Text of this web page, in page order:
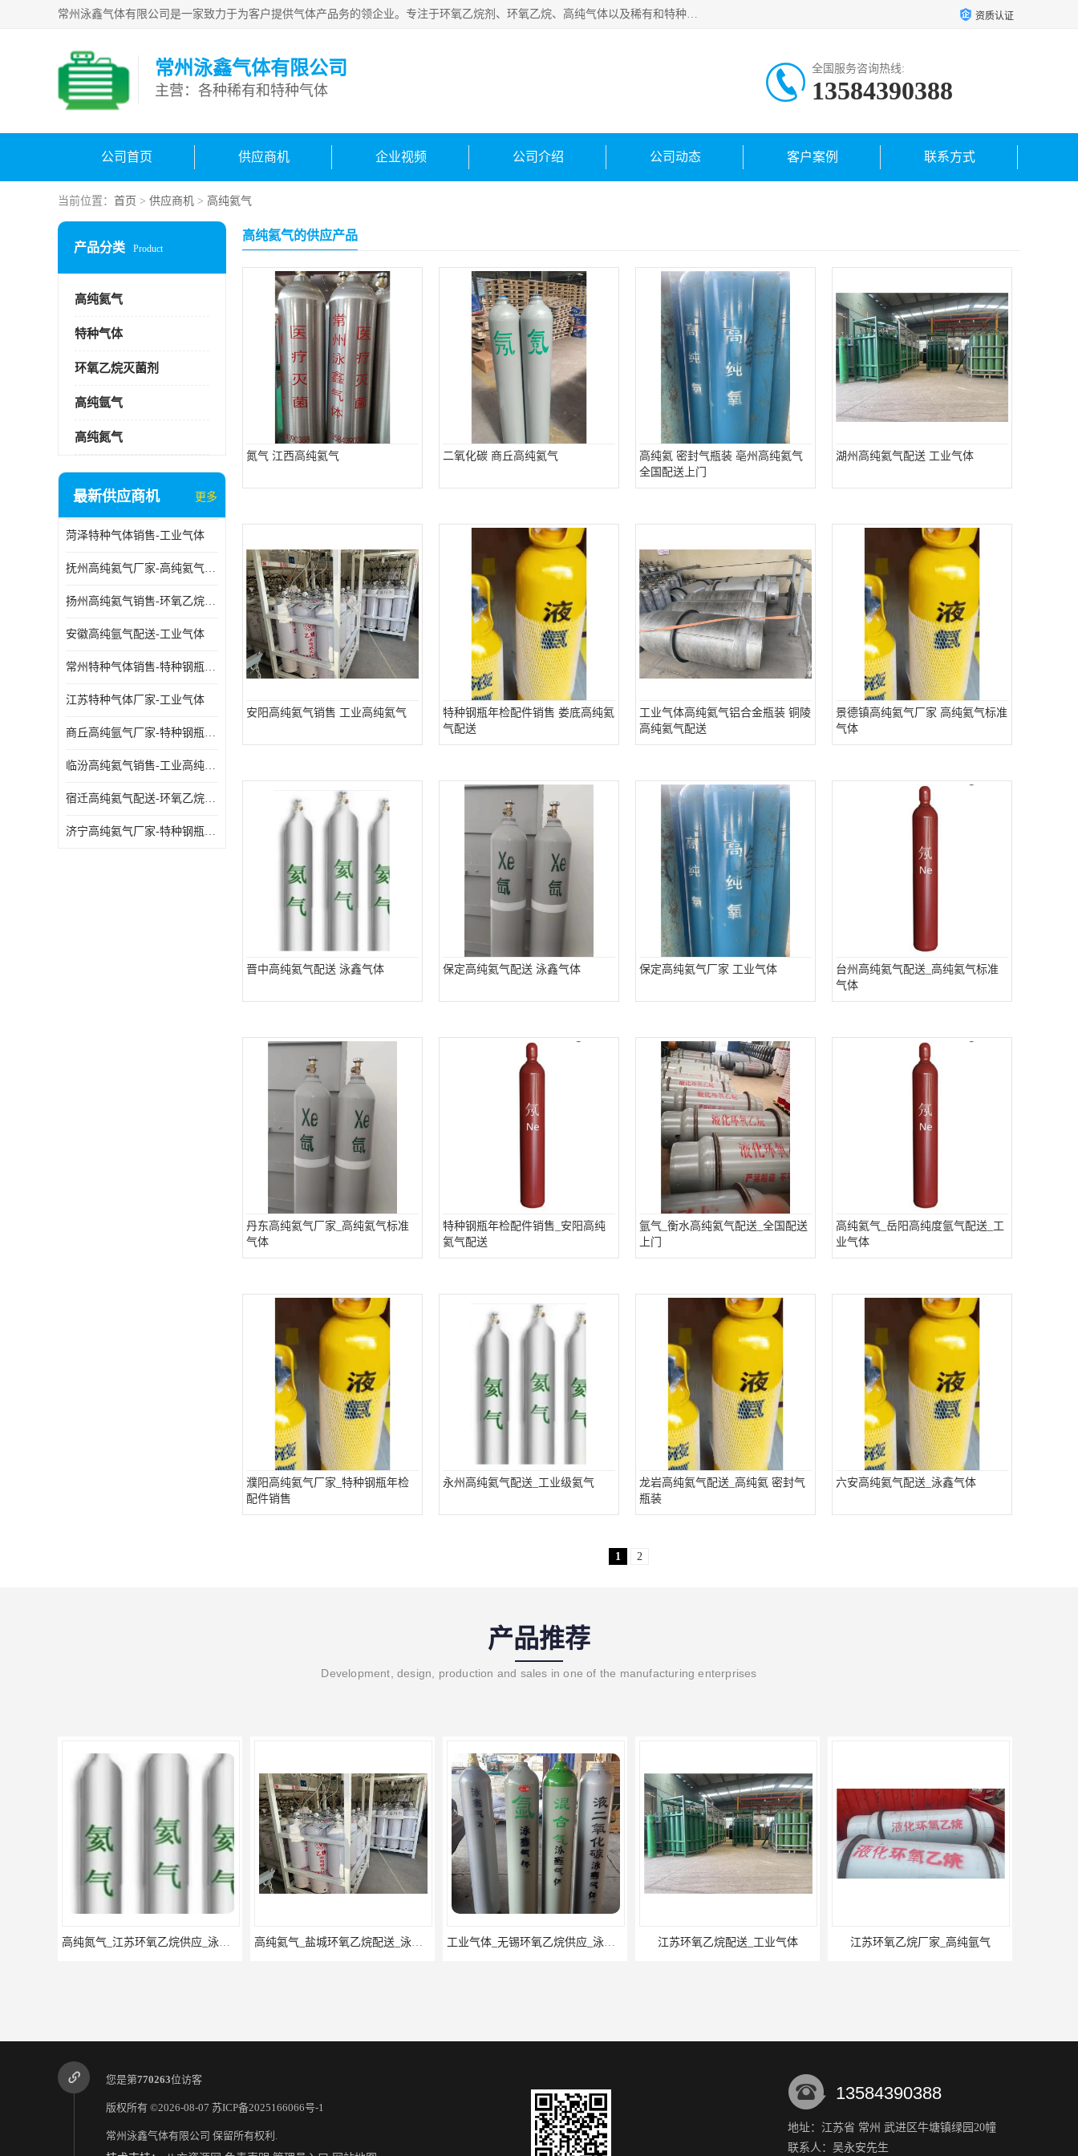
常州泳鑫气体有限公司是一家致力于为客户提供气体产品务的领企业。专注于环氧乙烷剂、环氧乙烷、高纯气体以及稀有和特种气体的研发、生产、销售和配送，产品广泛应用于医疗、电子、科研、化工、食品等多个领域。主要产品有：环氧乙烷灭菌剂，环氧乙烷，高纯氩，氮，氪，氙，氖，氘，笑，氦，氢，氧等各种稀有和特种气体。 资质认证
常州泳鑫气体有限公司
主营：各种稀有和特种气体
全国服务咨询热线:
13584390388
公司首页 供应商机 企业视频 公司介绍 公司动态 客户案例 联系方式
当前位置： 首页 > 供应商机 > 高纯氦气
产品分类 Product
高纯氦气
特种气体
环氧乙烷灭菌剂
高纯氩气
高纯氮气
最新供应商机 更多
菏泽特种气体销售-工业气体
抚州高纯氦气厂家-高纯氦气标准气体
扬州高纯氦气销售-环氧乙烷灭菌剂
安徽高纯氩气配送-工业气体
常州特种气体销售-特种钢瓶年检配件销售
江苏特种气体厂家-工业气体
商丘高纯氩气厂家-特种钢瓶年检配件销售
临汾高纯氦气销售-工业高纯氦气
宿迁高纯氦气配送-环氧乙烷灭菌剂
济宁高纯氦气厂家-特种钢瓶年检配件销售
高纯氦气的供应产品
氮气 江西高纯氦气 二氧化碳 商丘高纯氦气
高纯氦 密封气瓶装 亳州高纯氦气
全国配送上门
湖州高纯氦气配送 工业气体
安阳高纯氦气销售 工业高纯氦气
特种钢瓶年检配件销售 娄底高纯氦
气配送
工业气体高纯氦气铝合金瓶装 铜陵
高纯氦气配送
景德镇高纯氦气厂家 高纯氦气标准
气体
晋中高纯氦气配送 泳鑫气体 保定高纯氦气配送 泳鑫气体 保定高纯氦气厂家 工业气体
台州高纯氦气配送_高纯氦气标准
气体
丹东高纯氦气厂家_高纯氦气标准
气体
特种钢瓶年检配件销售_安阳高纯
氦气配送
氩气_衡水高纯氦气配送_全国配送
上门
高纯氦气_岳阳高纯度氩气配送_工
业气体
濮阳高纯氦气厂家_特种钢瓶年检
配件销售
永州高纯氦气配送_工业级氦气
龙岩高纯氦气配送_高纯氦 密封气
瓶装
六安高纯氦气配送_泳鑫气体
1 2
产品推荐
Development, design, production and sales in one of the manufacturing enterprises
高纯氮气_江苏环氧乙烷供应_泳鑫气体 高纯氦气_盐城环氧乙烷配送_泳鑫气体 工业气体_无锡环氧乙烷供应_泳鑫气体 江苏环氧乙烷配送_工业气体 江苏环氧乙烷厂家_高纯氩气
您是第770263位访客
版权所有 ©2026-08-07 苏ICP备2025166066号-1
常州泳鑫气体有限公司 保留所有权利.
13584390388
地址：江苏省 常州 武进区牛塘镇绿园20幢
联系人：吴永安先生